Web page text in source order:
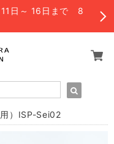
11日～ 16日まで 8
）ISP-Sei02